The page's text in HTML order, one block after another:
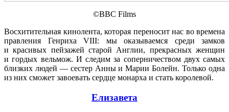
©BBC Films
Восхитительная кинолента, которая переносит нас во времена
правления Генриха VIII: мы оказываемся среди замков
и красивых пейзажей старой Англии, прекрасных женщин
и гордых вельмож. И следим за соперничеством двух самых
близких людей — сестер Анны и Марии Болейн. Только одна
из них сможет завоевать сердце монарха и стать королевой.
Елизавета